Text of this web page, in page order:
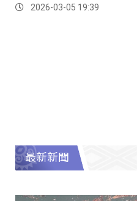
2026-03-05 19:39
最新新聞